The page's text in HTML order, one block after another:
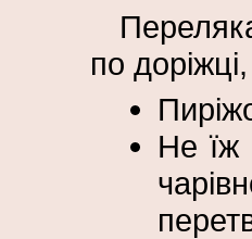
по
Не їж